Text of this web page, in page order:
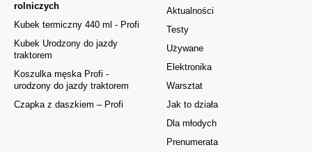
Aktualności
Testy
Używane
Elektronika
Warsztat
Jak to działa
Dla młodych
Prenumerata
rolniczych
Kubek termiczny 440 ml - Profi
Kubek Urodzony do jazdy
traktorem
Koszulka męska Profi -
urodzony do jazdy traktorem
Czapka z daszkiem – Profi